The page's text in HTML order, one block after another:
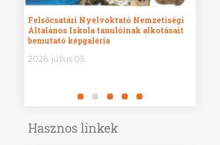
Felsőcsatári Nyelvoktató Nemzetiségi
Általános Iskola tanulóinak alkotásait
bemutató képgaléria
2026. július 03.
Hasznos linkek